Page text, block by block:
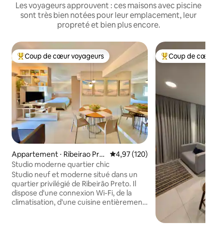
Les voyageurs approuvent : ces maisons avec piscine
sont très bien notées pour leur emplacement, leur
propreté et bien plus encore.
Coups de cœur voyageurs les plus appréciés
Coup de cœur voyageurs
Appartement ⋅ Ribeirao Pre
to
Évaluation moyenne sur la
4,97 (120)
Studio moderne quartier chic
Studio neuf et moderne situé dans un
quartier privilégié de Ribeirão Preto. Il
dispose d'une connexion Wi-Fi, de la
climatisation, d'une cuisine entièrement
Coups de cœur
Coup de cœur